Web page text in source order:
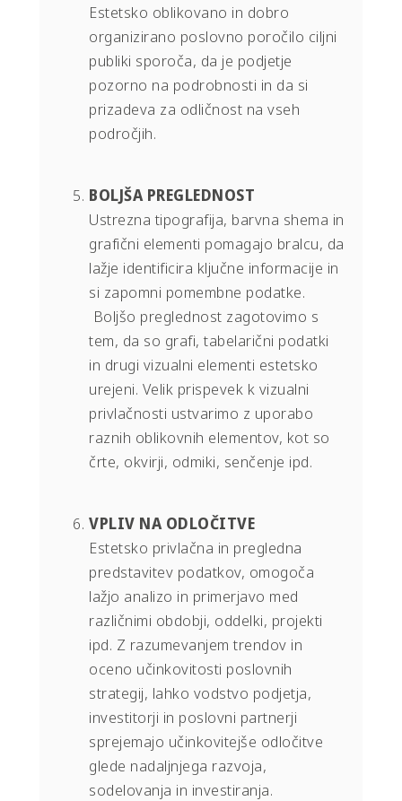
Estetsko oblikovano in dobro
organizirano poslovno poročilo ciljni
publiki sporoča, da je podjetje
pozorno na podrobnosti in da si
prizadeva za odličnost na vseh
področjih.
BOLJŠA PREGLEDNOST
Ustrezna tipografija, barvna shema in
grafični elementi pomagajo bralcu, da
lažje identificira ključne informacije in
si zapomni pomembne podatke.
Boljšo preglednost zagotovimo s
tem, da so grafi, tabelarični podatki
in drugi vizualni elementi estetsko
urejeni. Velik prispevek k vizualni
privlačnosti ustvarimo z uporabo
raznih oblikovnih elementov, kot so
črte, okvirji, odmiki, senčenje ipd.
VPLIV NA ODLOČITVE
Estetsko privlačna in pregledna
predstavitev podatkov, omogoča
lažjo analizo in primerjavo med
različnimi obdobji, oddelki, projekti
ipd. Z razumevanjem trendov in
oceno učinkovitosti poslovnih
strategij, lahko vodstvo podjetja,
investitorji in poslovni partnerji
sprejemajo učinkovitejše odločitve
glede nadaljnjega razvoja,
sodelovanja in investiranja.